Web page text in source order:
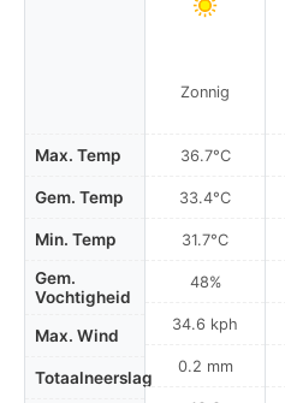
Max. Temp
Gem. Temp
Min. Temp
Gem.
Vochtigheid
Max. Wind
Totaalneerslag
Zonnig
36.7°C
33.4°C
31.7°C
48%
34.6 kph
0.2 mm